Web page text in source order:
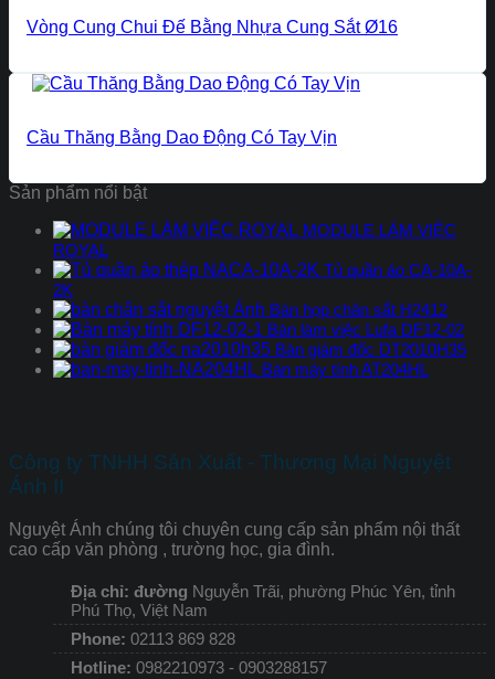
Vòng Cung Chui Đế Bằng Nhựa Cung Sắt Ø16
Cầu Thăng Bằng Dao Động Có Tay Vịn
Sản phẩm nổi bật
MODULE LÀM VIỆC
ROYAL
Tủ quần áo CA-10A-
2K
Bàn họp chân sắt H2412
Bàn làm việc Lufa DF12-02
Bàn giám đốc DT2010H35
Bàn máy tính AT204HL
Công ty TNHH Sản Xuất - Thương Mại Nguyệt
Ánh II
Nguyệt Ánh chúng tôi chuyên cung cấp sản phẩm nội thất
cao cấp văn phòng , trường học, gia đình.
Địa chỉ: đường Nguyễn Trãi, phường Phúc Yên, tỉnh
Phú Thọ, Việt Nam
Phone: 02113 869 828
Hotline: 0982210973 - 0903288157